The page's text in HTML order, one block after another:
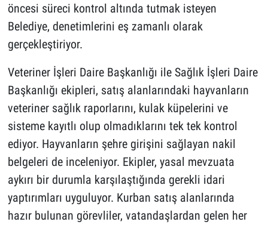
öncesi süreci kontrol altında tutmak isteyen
Belediye, denetimlerini eş zamanlı olarak
gerçekleştiriyor.
Veteriner İşleri Daire Başkanlığı ile Sağlık İşleri Daire
Başkanlığı ekipleri, satış alanlarındaki hayvanların
veteriner sağlık raporlarını, kulak küpelerini ve
sisteme kayıtlı olup olmadıklarını tek tek kontrol
ediyor. Hayvanların şehre girişini sağlayan nakil
belgeleri de inceleniyor. Ekipler, yasal mevzuata
aykırı bir durumla karşılaştığında gerekli idari
yaptırımları uyguluyor. Kurban satış alanlarında
hazır bulunan görevliler, vatandaşlardan gelen her